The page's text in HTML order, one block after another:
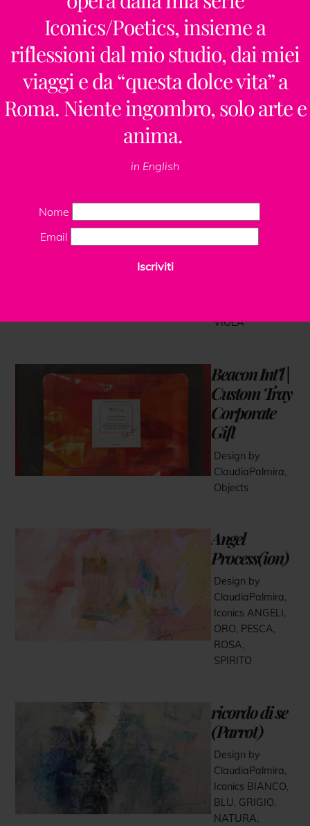
Iconics/Poetics, insieme a
riflessioni dal mio studio, dai miei
viaggi e da “questa dolce vita” a
Roma. Niente ingombro, solo arte e
anima.
in English
Nome
Email
Iscriviti
Design by
ClaudiaPalmira
Iconics ORO,
SPIRITO,
TIPOGRAFIA
URBANO
ClaudiaPalmira
Iconics ANGELI
VIOLA
Beacon Int’l |
Custom Tray
Corporate
Gift
Design by
ClaudiaPalmira,
Objects
Angel
Process(ion)
Design by
ClaudiaPalmira,
Iconics ANGELI ,
ORO, PESCA,
ROSA,
SPIRITO
ricordo di se
(Parrot)
Design by
ClaudiaPalmira,
Iconics BIANCO,
BLU, GRIGIO,
NATURA,